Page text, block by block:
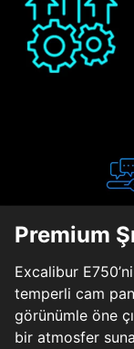
Premium
Excalibur
temperli cam
görünümle öne
bir atmosfer